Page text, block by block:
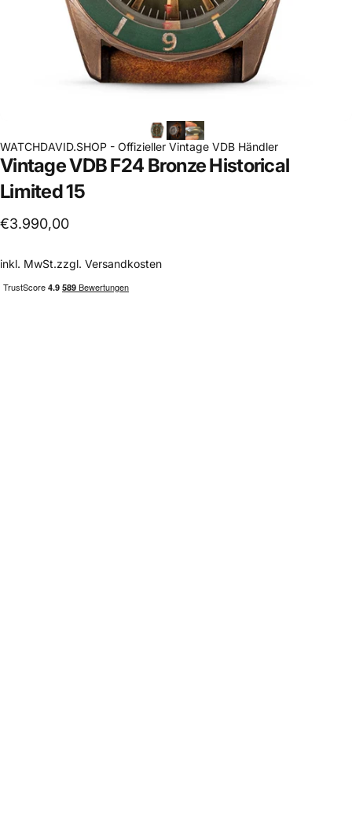
WATCHDAVID.SHOP - Offizieller Vintage VDB Händler
VintageVDBF24BronzeHistorical
Limited15
€3.990,00
inkl. MwSt.zzgl. Versandkosten